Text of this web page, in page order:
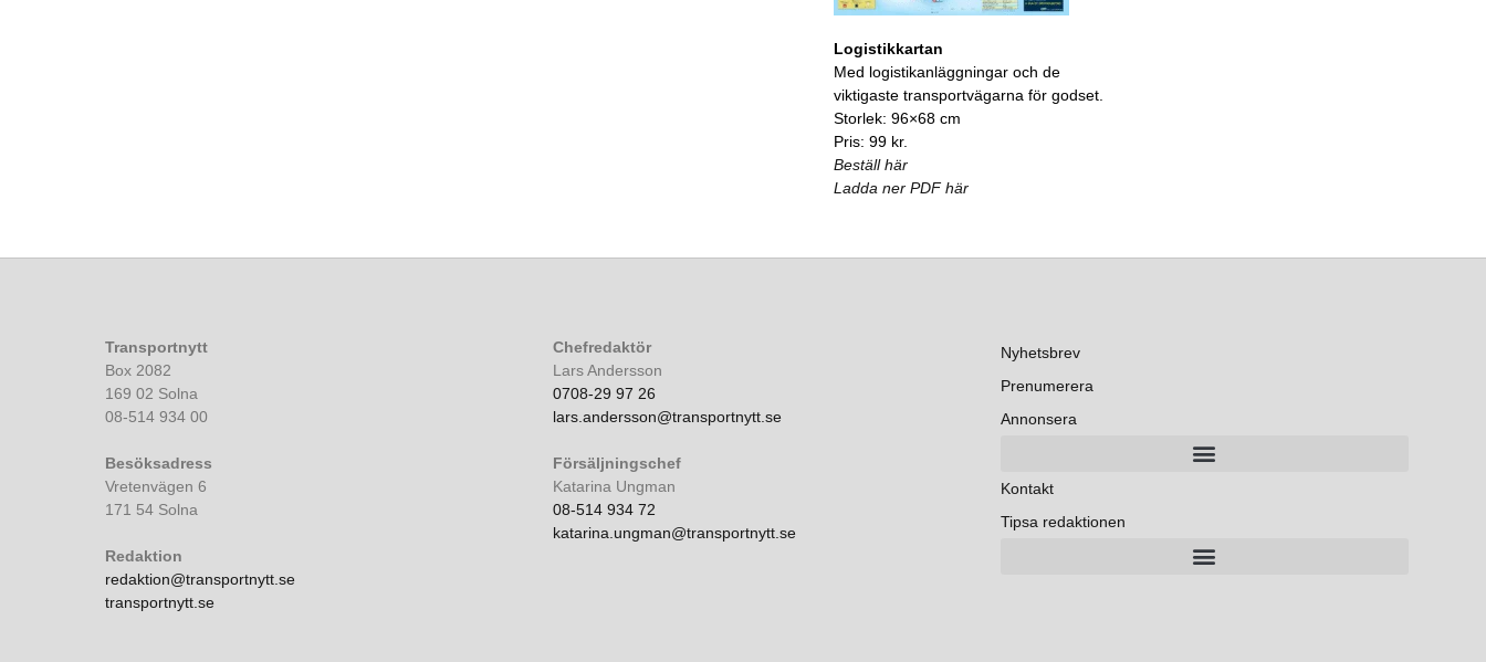
Logistikkartan
Med logistikanläggningar och de
viktigaste transportvägarna för godset.
Storlek: 96×68 cm
Pris: 99 kr.
Beställ här
Ladda ner PDF här
Transportnytt
Box 2082
169 02 Solna
08-514 934 00
Besöksadress
Vretenvägen 6
171 54 Solna
Redaktion
redaktion@transportnytt.se
transportnytt.se
Chefredaktör
Lars Andersson
0708-29 97 26
lars.andersson@transportnytt.se
Försäljningschef
Katarina Ungman
08-514 934 72
katarina.ungman@transportnytt.se
Nyhetsbrev
Prenumerera
Annonsera
Kontakt
Tipsa redaktionen